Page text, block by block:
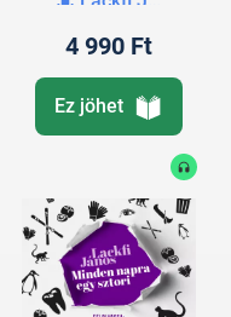
4 990 Ft
Ez jöhet